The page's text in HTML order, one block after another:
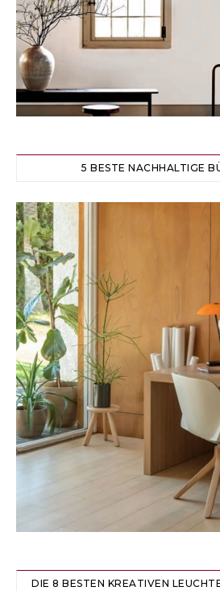
5 BESTE NACHHALTIGE
DIE 8 BESTEN KREATIVEN